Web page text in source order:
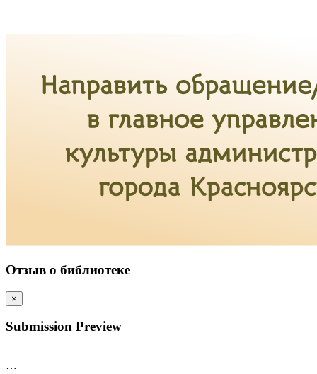
Отзыв о библиотеке
×
Submission Preview
…